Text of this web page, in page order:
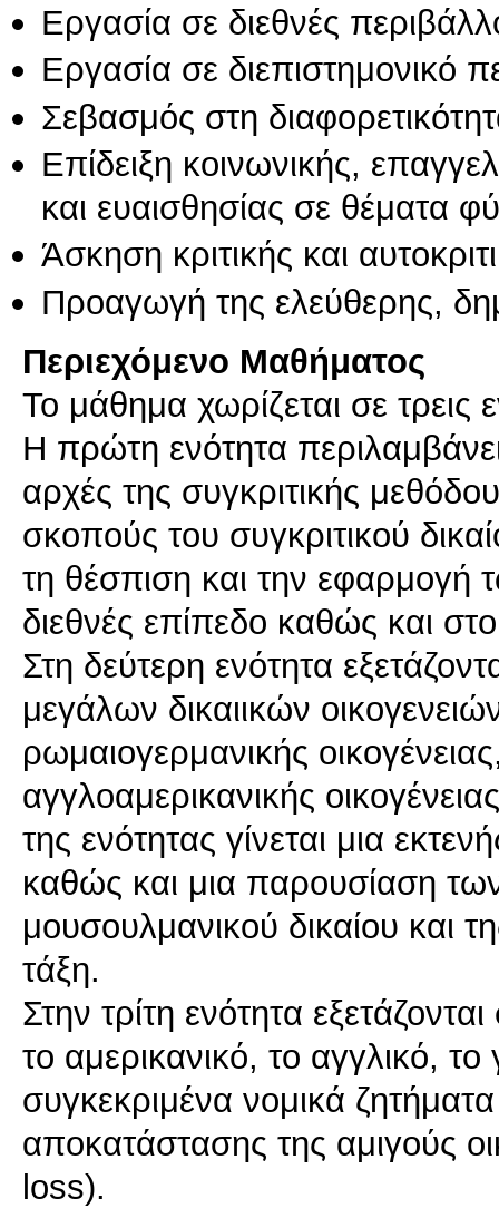
Εργασία σε διεθνές
Εργασία σε διεπιστημονικό
Σεβασμός στη
Επίδειξη κοινωνικής,
και ευαισθησίας σε θέματα
Άσκηση κριτικής και
Προαγωγή της ελεύθερης,
Περιεχόμενο Μαθήματος
Το μάθημα χωρίζεται σε τρεις
Η πρώτη ενότητα
αρχές της συγκριτικής
σκοπούς του συγκριτικού
τη θέσπιση και την εφαρμογή
διεθνές επίπεδο καθώς και
Στη δεύτερη ενότητα
μεγάλων δικαιικών
ρωμαιογερμανικής
αγγλοαμερικανικής
της ενότητας γίνεται μια
καθώς και μια παρουσίαση
μουσουλμανικού δικαίου και
τάξη.
Στην τρίτη ενότητα
το αμερικανικό, το αγγλικό, το
συγκεκριμένα νομικά
αποκατάστασης της αμιγούς